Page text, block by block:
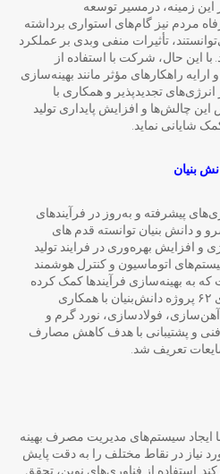
زمینه، درمسیر توسعه
مردم نیز گام‌های استواری برداشته
تأثیرات منفی وبدی بر عملکرد
این حال، شرکت با استفاده از
راهکارهای مؤثر مانند بهینه‌سازی
تجدیدپذیر و همکاری با
چالش‌ها و افزایش پایداری تولید
شایانی نماید.
بنیان
پیشرفته و به‌روز در فرآیندهای
و دانش بنیان توانسته قدم های
افزایش بهره‌وری در فرایند تولید
اتوماسیون و کنترل هوشمند
که به بهینه‌سازی فرآیندها کمک کرده
است.درهمین راستا در سال جاری ۶۲ پروژه دانش‌بنیان با همکاری
فولادسازی، نورد گرم و
و پشتیبانی با هدف کاهش مصارف
تعریف شد.
ایجاد سیستم‌های مدیریت مصرف بهینه
نیاز در نقاط مختلف را به دقت پایش